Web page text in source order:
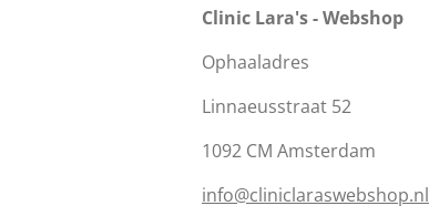
Clinic Lara's - Webshop
Ophaaladres
Linnaeusstraat 52
1092 CM Amsterdam
info@cliniclaraswebshop.nl